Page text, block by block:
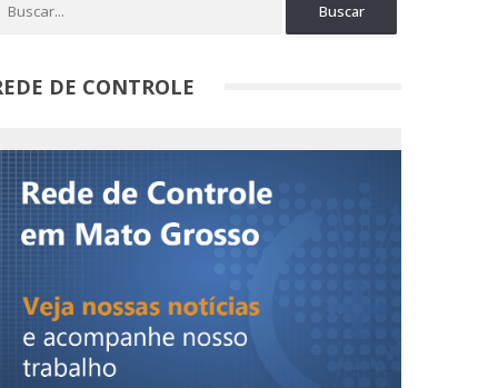
DE CONTROLE